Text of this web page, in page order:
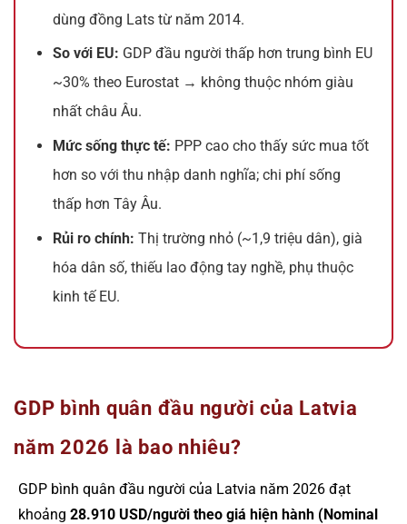
dùng đồng Lats từ năm 2014.
So với EU: GDP đầu người thấp hơn trung bình EU
~30% theo Eurostat → không thuộc nhóm giàu
nhất châu Âu.
Mức sống thực tế: PPP cao cho thấy sức mua tốt
hơn so với thu nhập danh nghĩa; chi phí sống
thấp hơn Tây Âu.
Rủi ro chính: Thị trường nhỏ (~1,9 triệu dân), già
hóa dân số, thiếu lao động tay nghề, phụ thuộc
kinh tế EU.
GDP bình quân đầu người của Latvia
năm 2026 là bao nhiêu?
GDP bình quân đầu người của Latvia năm 2026 đạt
khoảng 28.910 USD/người theo giá hiện hành (Nominal